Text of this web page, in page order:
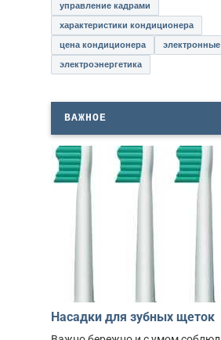
управление кадрами
характеристики кондиционера
цена кондиционера
электроэнергетика
ВАЖНОЕ
Насадки для зубных щеток